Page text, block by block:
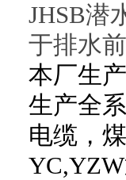
JHSB潜
于排水
本厂生
生产全
电缆，
YC,YZW